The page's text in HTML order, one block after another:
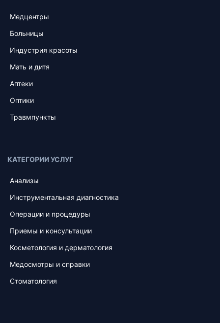
Медцентры
Больницы
Индустрия красоты
Мать и дитя
Аптеки
Оптики
Травмпункты
КАТЕГОРИИ УСЛУГ
Анализы
Инструментальная диагностика
Операции и процедуры
Приемы и консультации
Косметология и дерматология
Медосмотры и справки
Стоматология